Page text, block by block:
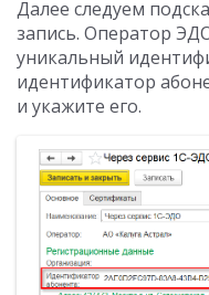
Далее следуем
запись. Оператор
уникальный
идентификатор
и укажите его.